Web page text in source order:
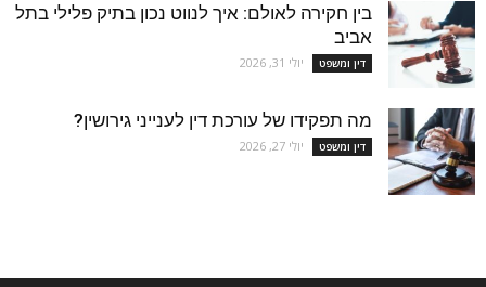
בין חקירה לאולם: איך לנווט נכון בתיק פלילי בתל
אביב
דין ומשפט יולי 31, 2026
מה תפקידו של עורכת דין לענייני גירושין?
דין ומשפט יולי 27, 2026